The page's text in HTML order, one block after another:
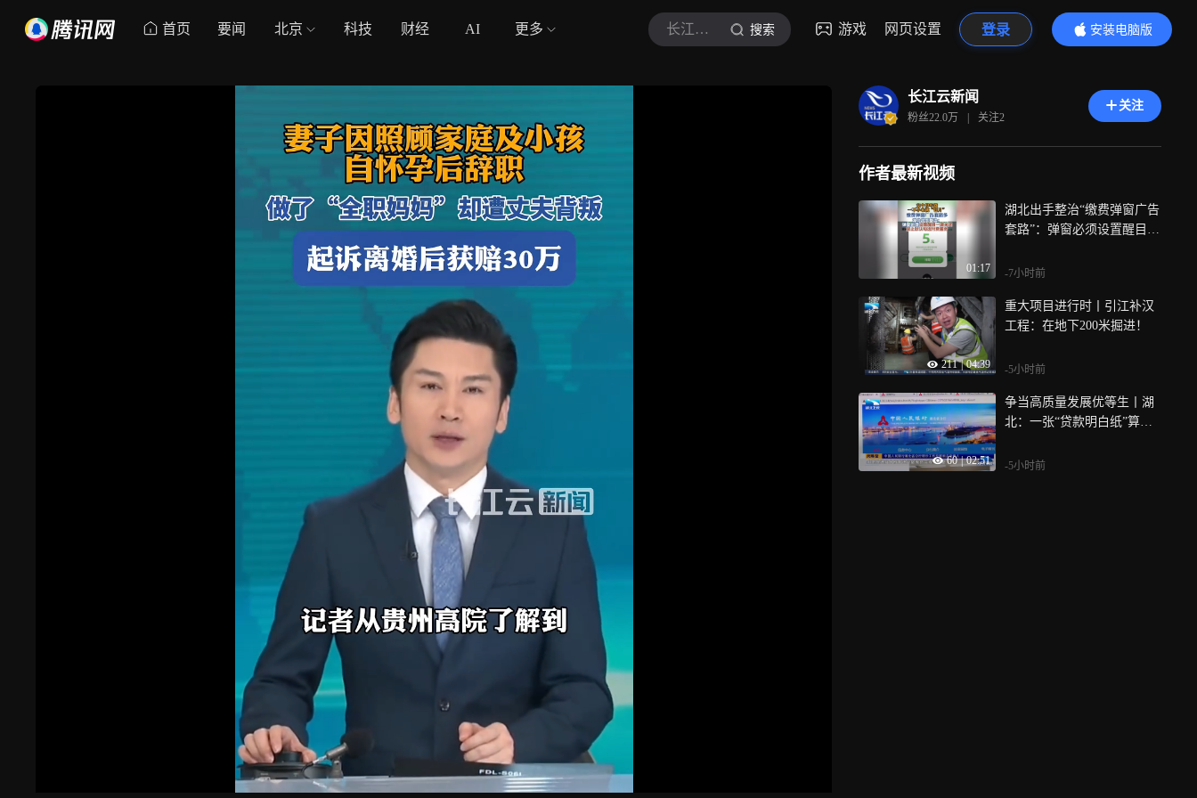
首页 要闻 北京 科技 财经 AI 更多 长江云新闻 搜索 游戏 网页设置 登录
安装电脑版
内容更精彩
长江云新闻
粉丝22.0万 | 关注2
关注
作者最新视频
01:17
湖北出手整治“缴费弹窗广告
套路”：弹窗必须设置醒目一
服务
-7小时前
211 | 04:39
重大项目进行时丨引江补汉
工程：在地下200米掘进！
-5小时前
60 | 02:51
争当高质量发展优等生丨湖
北：一张“贷款明白纸”算清
-5小时前